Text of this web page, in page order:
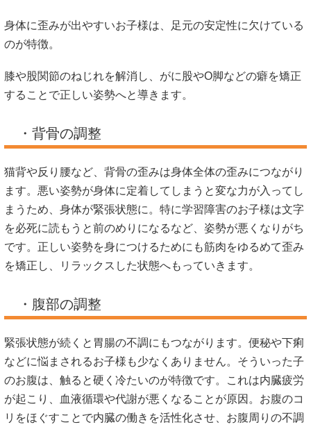
身体に歪みが出やすいお子様は、足元の安定性に欠けている
のが特徴。
膝や股関節のねじれを解消し、がに股やO脚などの癖を矯正
することで正しい姿勢へと導きます。
・背骨の調整
猫背や反り腰など、背骨の歪みは身体全体の歪みにつながり
ます。悪い姿勢が身体に定着してしまうと変な力が入ってし
まうため、身体が緊張状態に。特に学習障害のお子様は文字
を必死に読もうと前のめりになるなど、姿勢が悪くなりがち
です。正しい姿勢を身につけるためにも筋肉をゆるめて歪み
を矯正し、リラックスした状態へもっていきます。
・腹部の調整
緊張状態が続くと胃腸の不調にもつながります。便秘や下痢
などに悩まされるお子様も少なくありません。そういった子
のお腹は、触ると硬く冷たいのが特徴です。これは内臓疲労
が起こり、血液循環や代謝が悪くなることが原因。お腹のコ
リをほぐすことで内臓の働きを活性化させ、お腹周りの不調